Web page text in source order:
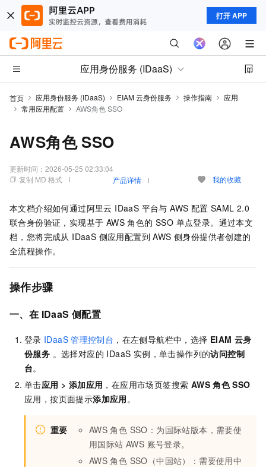
打开 APP
应用身份服务 (IDaaS)
首页 应用身份服务 (IDaaS) EIAM 云身份服务 操作指南
应用
常用应用配置
AWS角色 SSO
AWS角色 SSO
更新时间： 2026-05-25 02:33:04
复制 MD 格式
产品详情 我的收藏
本文档介绍如何通过阿里云 IDaaS 平台与 AWS 配置 SAML 2.0
联合身份验证，实现基于 AWS 角色的 SSO 单点登录。通过本文
档，您将完成从 IDaaS 侧应用配置到 AWS 侧身份提供者创建的
全流程操作。
操作步骤
一、在 IDaaS 侧配置
登录 IDaaS 管理控制台 ，在左侧导航栏中，选择 EIAM 云身
份服务 。选择对应的 IDaaS 实例，单击操作列的访问控制
台。
单击应用 > 添加应用 ，在应用市场页签搜索 AWS 角色 SSO
应用，按页面提示添加应用 。
重要 AWS 角色 SSO：为国际站版本，需要使
用国际站 AWS 账号登录。
AWS 角色 SSO（中国站）：需要使用中